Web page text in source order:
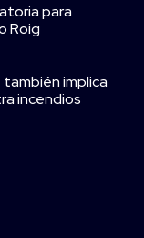
para
Roig
implica
incendios